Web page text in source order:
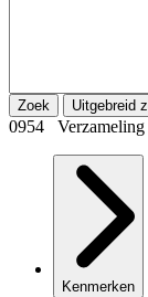
Zoek Uitgebreid
0954 Verzameling
Kenmerken